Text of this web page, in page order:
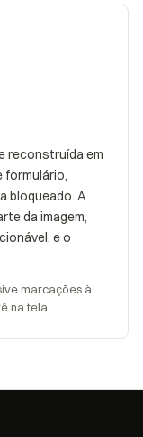
reconstruída em
formulário,
bloqueado. A
da imagem,
e o
marcações à
na tela.